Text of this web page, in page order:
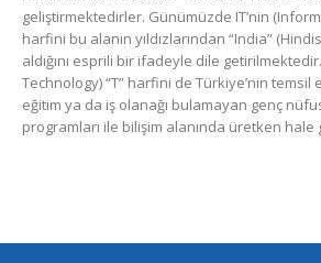
geliştirmektedirler. Günümüzde IT’nin
harfini bu alanın yıldızlarından “India”
aldığını esprili bir ifadeyle dile
Technology) “T” harfini de Türkiye’nin temsil
eğitim ya da iş olanağı bulamayan genç
programları ile bilişim alanında üretken hale